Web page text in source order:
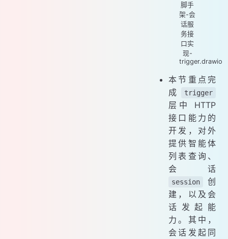
脚手
架-会
话服
务接
口实
现-
trigger.drawio
本节重点完
成
trigger
层中 HTTP
接口能力的
开发，对外
提供智能体
列表查询、
会话
session
创
建，以及会
话发起能
力。其中，
会话发起同